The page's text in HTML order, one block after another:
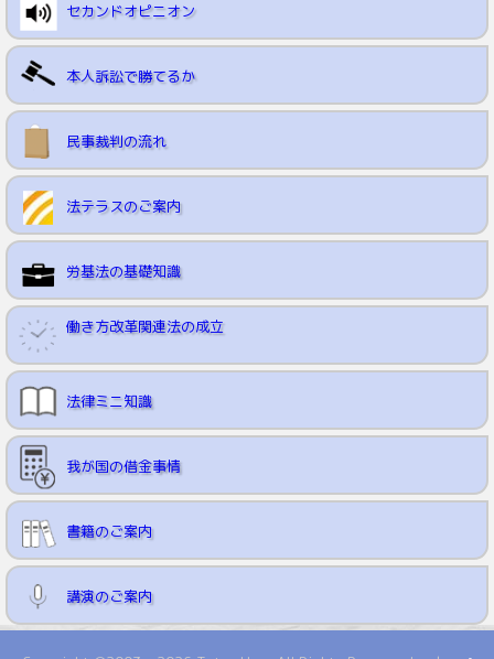
セカンドオピニオン
本人訴訟で勝てるか
民事裁判の流れ
法テラスのご案内
労基法の基礎知識
働き方改革関連法の成立
法律ミニ知識
我が国の借金事情
書籍のご案内
講演のご案内